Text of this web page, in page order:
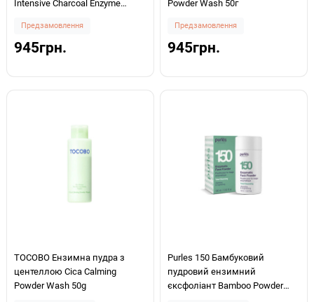
Intensive Charcoal Enzyme
Предзамовлення
945грн.
Powder Wash 50г
Предзамовлення
945грн.
TOCOBO Ензимна пудра з
центеллою Cica Calming
Powder Wash 50g
Purles 150 Бамбуковий
пудровий ензимний
єксфоліант Bamboo Powder